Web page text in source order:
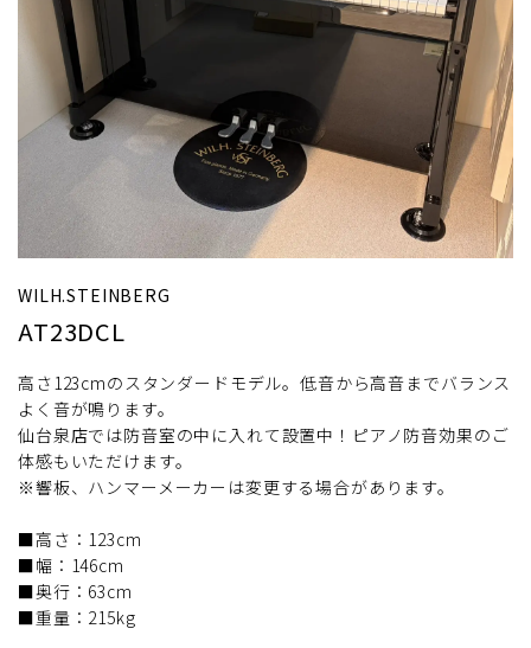
WILH.STEINBERG
AT23DCL
高さ123cmのスタンダードモデル。低音から高音までバランス
よく音が鳴ります。
仙台泉店では防音室の中に入れて設置中！ピアノ防音効果のご
体感もいただけます。
※響板、ハンマーメーカーは変更する場合があります。
■高さ：123cm
■幅：146cm
■奥行：63cm
■重量：215kg